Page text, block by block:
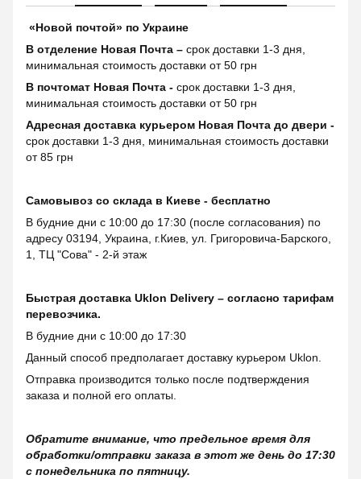
«Новой почтой» по Украине
В отделение Новая Почта – срок доставки 1-3 дня,
минимальная стоимость доставки от 50 грн
В почтомат Новая Почта - срок доставки 1-3 дня,
минимальная стоимость доставки от 50 грн
Адресная доставка курьером Новая Почта до двери -
срок доставки 1-3 дня, минимальная стоимость доставки
от 85 грн
Самовывоз со склада в Киеве - бесплатно
В будние дни с 10:00 до 17:30 (после согласования) по
адресу 03194, Украина, г.Киев, ул. Григоровича-Барского,
1, ТЦ "Сова" - 2-й этаж
Быстрая доставка Uklon Delivery – согласно тарифам
перевозчика.
В будние дни с 10:00 до 17:30
Данный способ предполагает доставку курьером Uklon.
Отправка производится только после подтверждения
заказа и полной его оплаты.
Обратите внимание, что предельное время для
обработки/отправки заказа в этот же день до 17:30
с понедельника по пятницу.